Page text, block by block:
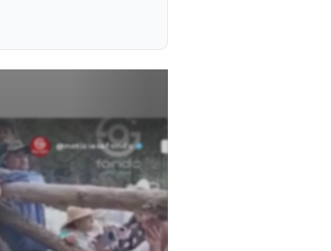
@noticiasafondo